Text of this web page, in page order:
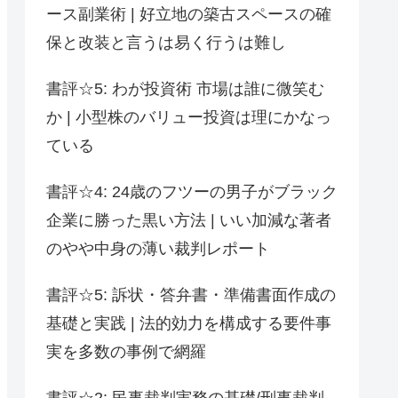
ース副業術 | 好立地の築古スペースの確
保と改装と言うは易く行うは難し
書評☆5: わが投資術 市場は誰に微笑む
か | 小型株のバリュー投資は理にかなっ
ている
書評☆4: 24歳のフツーの男子がブラック
企業に勝った黒い方法 | いい加減な著者
のやや中身の薄い裁判レポート
書評☆5: 訴状・答弁書・準備書面作成の
基礎と実践 | 法的効力を構成する要件事
実を多数の事例で網羅